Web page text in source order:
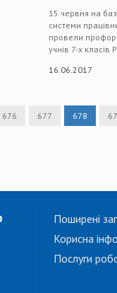
15 червня на
системи
провели
учнів 7-х класів
16.06.2017
676 677 678
Поширені
Корисна
Послуги